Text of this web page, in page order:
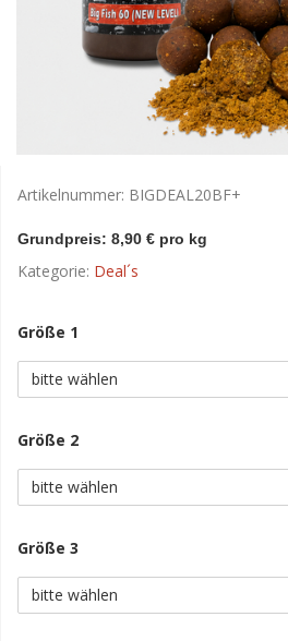
Artikelnummer: BIGDEAL20BF+
Grundpreis: 8,90 € pro kg
Kategorie: Deal´s
Größe 1
bitte wählen
Größe 2
bitte wählen
Größe 3
bitte wählen